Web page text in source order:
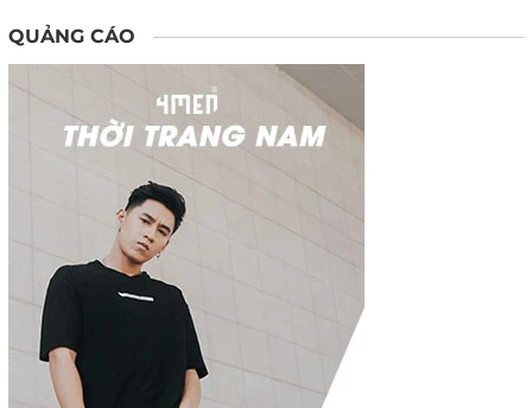
QUẢNG CÁO